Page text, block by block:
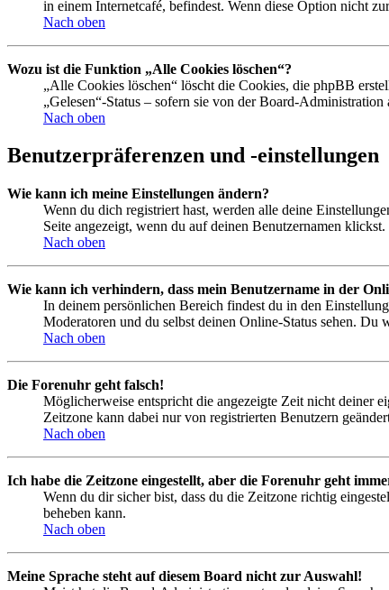
in einem Internetcafé, befindest. Wenn diese Option nicht
Nach oben
Wozu ist die Funktion „Alle Cookies löschen“?
„Alle Cookies löschen“ löscht die Cookies, die phpBB
„Gelesen“-Status – sofern sie von der Board-
Nach oben
Benutzerpräferenzen und -einstellungen
Wie kann ich meine Einstellungen ändern?
Wenn du dich registriert hast, werden alle deine
Seite angezeigt, wenn du auf deinen Benutzernamen
Nach oben
Wie kann ich verhindern, dass mein Benutzername in der
In deinem persönlichen Bereich findest du in den
Moderatoren und du selbst deinen Online-Status sehen. Du
Nach oben
Die Forenuhr geht falsch!
Möglicherweise entspricht die angezeigte Zeit nicht deiner
Zeitzone kann dabei nur von registrierten Benutzern
Nach oben
Ich habe die Zeitzone eingestellt, aber die Forenuhr geht
Wenn du dir sicher bist, dass du die Zeitzone richtig
beheben kann.
Nach oben
Meine Sprache steht auf diesem Board nicht zur Auswahl!